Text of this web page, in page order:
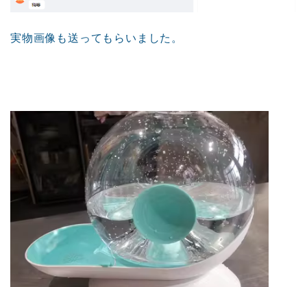
実物画像も送ってもらいました。